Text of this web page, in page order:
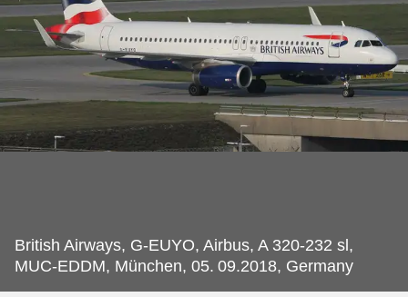
British Airways, G-EUYO, Airbus, A 320-232 sl,
MUC-EDDM, München, 05. 09.2018, Germany